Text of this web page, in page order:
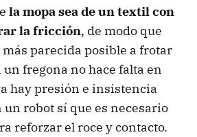
la mopa sea de un textil con
la fricción, de modo que
parecida posible a frotar
un fregona no hace falta en
hay presión e insistencia
un robot sí que es necesario
reforzar el roce y contacto.